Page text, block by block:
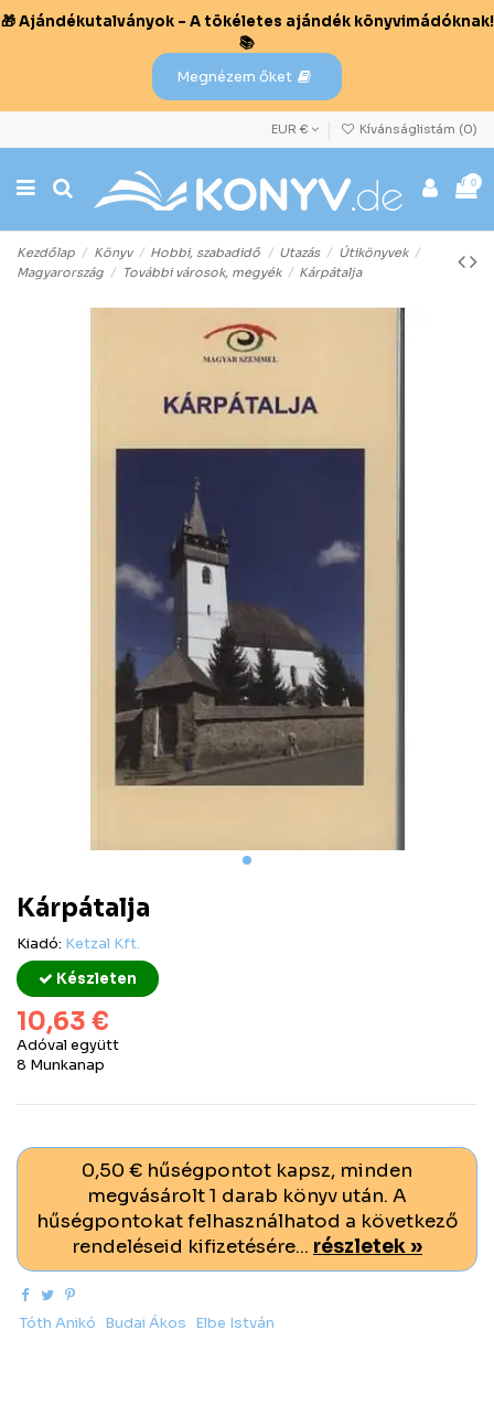
🎁 Ajándékutalványok – A tökéletes ajándék könyvimádóknak!
📚
Megnézem őket
EUR € Kívánságlistám (0)
0
Kezdőlap Könyv Hobbi, szabadidő Utazás
Útikönyvek
Magyarország
További városok, megyék Kárpátalja
Kárpátalja
Kiadó: Ketzal Kft.
Készleten
10,63 €
Adóval együtt
8 Munkanap
0,50 € hűségpontot kapsz, minden
megvásárolt 1 darab könyv után. A
hűségpontokat felhasználhatod a következő
rendeléseid kifizetésére... részletek »
Tóth Anikó Budai Ákos Elbe István